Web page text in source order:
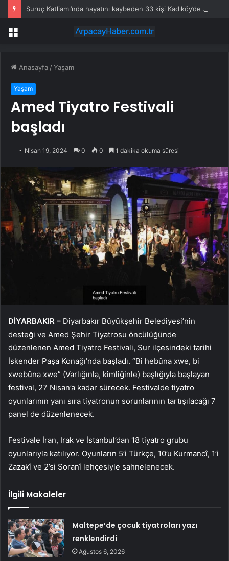
Suruç Katliamı’nda hayatını kaybeden 33 kişi Kadıköy’de anıldı
Menü
Anasayfa /Yaşam
Yaşam
Amed Tiyatro Festivali
başladı
Nisan 19, 2024 0 0 1 dakika okuma süresi
DİYARBAKIR – Diyarbakır Büyükşehir Belediyesi’nin
desteği ve Amed Şehir Tiyatrosu öncülüğünde
düzenlenen Amed Tiyatro Festivali, Sur ilçesindeki tarihi
İskender Paşa Konağı’nda başladı. “Bi hebûna xwe, bi
xwebûna xwe” (Varlığınla, kimliğinle) başlığıyla başlayan
festival, 27 Nisan’a kadar sürecek. Festivalde tiyatro
oyunlarının yanı sıra tiyatronun sorunlarının tartışılacağı 7
panel de düzenlenecek.
Festivale İran, Irak ve İstanbul’dan 18 tiyatro grubu
oyunlarıyla katılıyor. Oyunların 5’i Türkçe, 10’u Kurmancî, 1’i
Zazakî ve 2’si Soranî lehçesiyle sahnelenecek.
İlgili Makaleler
Maltepe’de çocuk tiyatroları yazı
renklendirdi
Ağustos 6, 2026